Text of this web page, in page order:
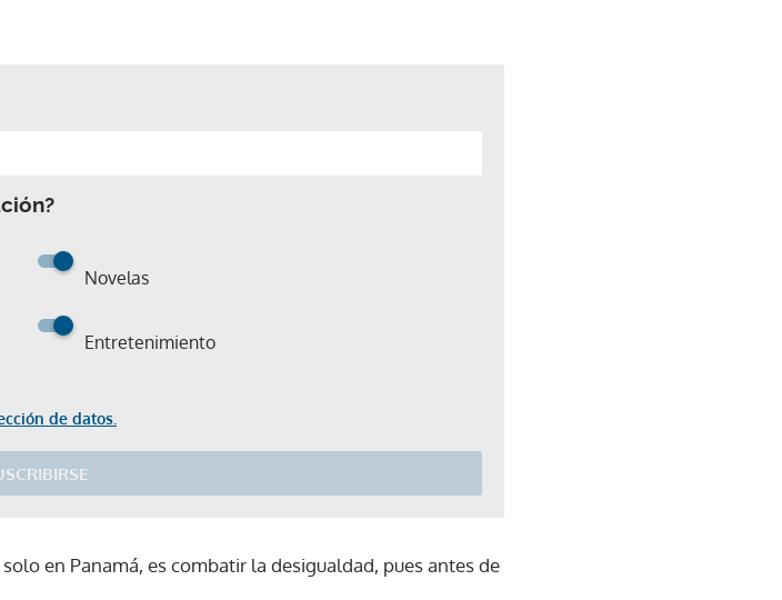
Novelas
Entretenimiento
de datos.
en Panamá, es combatir la desigualdad, pues antes de